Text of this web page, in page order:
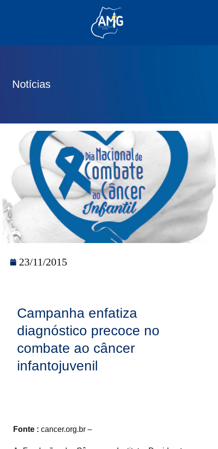
Notícias
23/11/2015
Campanha enfatiza
diagnóstico precoce no
combate ao câncer
infantojuvenil
Fonte : cancer.org.br –